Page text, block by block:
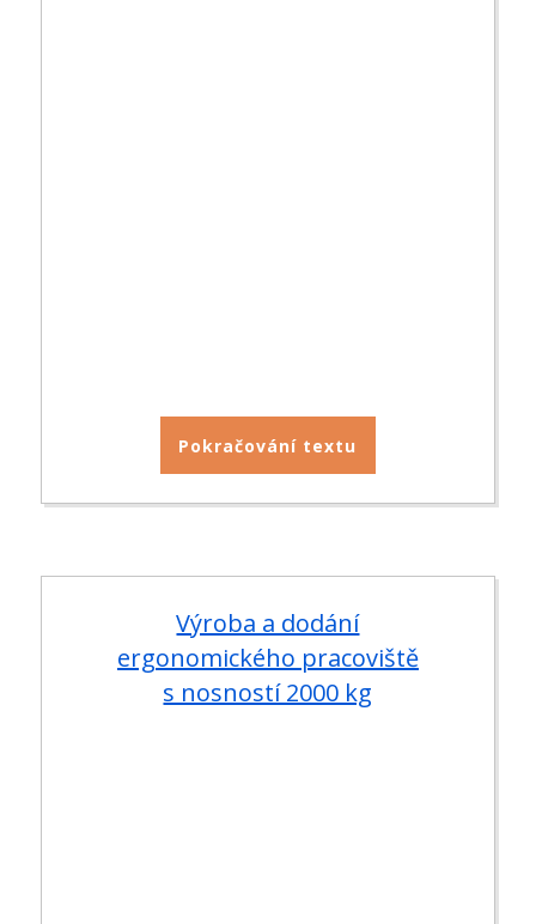
Pokračování textu
Výroba a dodání
ergonomického pracoviště
s nosností 2000 kg